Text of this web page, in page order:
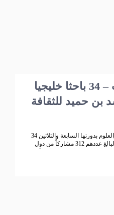
وكالة أنباء الإمارات – 34 باحثا خليجيا
بن حميد للثقافة
فاز بجائزة راشد بن حميد للثقافة والعلوم بدورتها السابعة والثلاثين 34
باحثا وباحثة من ضمن المشاركين البالغ عددهم 312 مشاركاً من دول